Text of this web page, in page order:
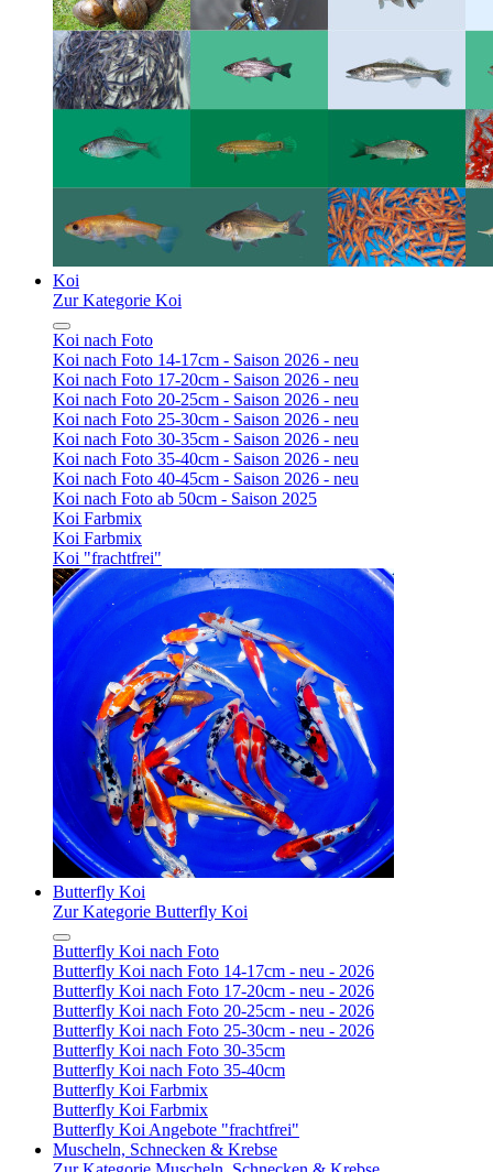
Koi
Zur Kategorie Koi
Koi nach Foto
Koi nach Foto 14-17cm - Saison 2026 - neu
Koi nach Foto 17-20cm - Saison 2026 - neu
Koi nach Foto 20-25cm - Saison 2026 - neu
Koi nach Foto 25-30cm - Saison 2026 - neu
Koi nach Foto 30-35cm - Saison 2026 - neu
Koi nach Foto 35-40cm - Saison 2026 - neu
Koi nach Foto 40-45cm - Saison 2026 - neu
Koi nach Foto ab 50cm - Saison 2025
Koi Farbmix
Koi Farbmix
Koi "frachtfrei"
Butterfly Koi
Zur Kategorie Butterfly Koi
Butterfly Koi nach Foto
Butterfly Koi nach Foto 14-17cm - neu - 2026
Butterfly Koi nach Foto 17-20cm - neu - 2026
Butterfly Koi nach Foto 20-25cm - neu - 2026
Butterfly Koi nach Foto 25-30cm - neu - 2026
Butterfly Koi nach Foto 30-35cm
Butterfly Koi nach Foto 35-40cm
Butterfly Koi Farbmix
Butterfly Koi Farbmix
Butterfly Koi Angebote "frachtfrei"
Muscheln, Schnecken & Krebse